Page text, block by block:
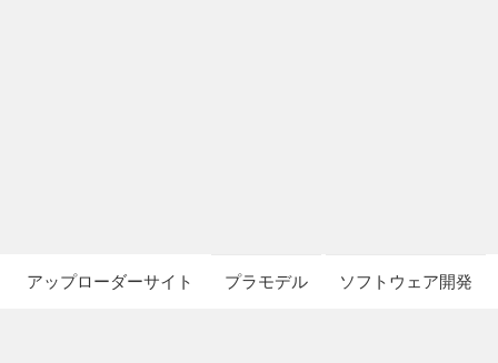
アップローダーサイト プラモデル ソフトウェア開発